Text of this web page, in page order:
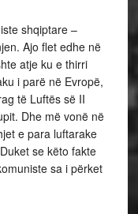
shqiptare –
Ajo flet edhe në
atje ku e thirri
i parë në Evropë,
të Luftës së II
Dhe më vonë në
e para luftarake
se këto fakte
sa i përket